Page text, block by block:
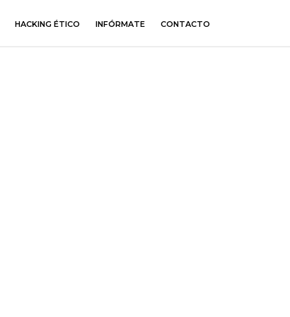
HACKING ÉTICO INFÓRMATE CONTACTO